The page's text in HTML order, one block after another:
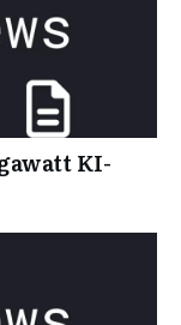
KI-